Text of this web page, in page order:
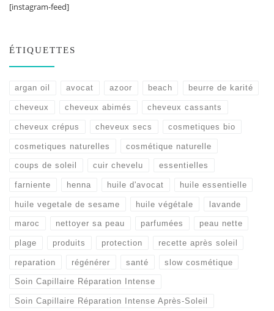
[instagram-feed]
ÉTIQUETTES
argan oil avocat azoor beach beurre de karité
cheveux cheveux abimés cheveux cassants
cheveux crépus cheveux secs cosmetiques bio
cosmetiques naturelles cosmétique naturelle
coups de soleil cuir chevelu essentielles
farniente henna huile d'avocat huile essentielle
huile vegetale de sesame huile végétale lavande
maroc nettoyer sa peau parfumées peau nette
plage produits protection recette après soleil
reparation régénérer santé slow cosmétique
Soin Capillaire Réparation Intense
Soin Capillaire Réparation Intense Après-Soleil